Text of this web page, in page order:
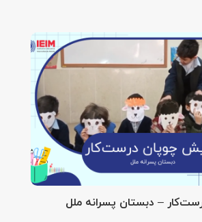
– دبستان پسرانه ملل